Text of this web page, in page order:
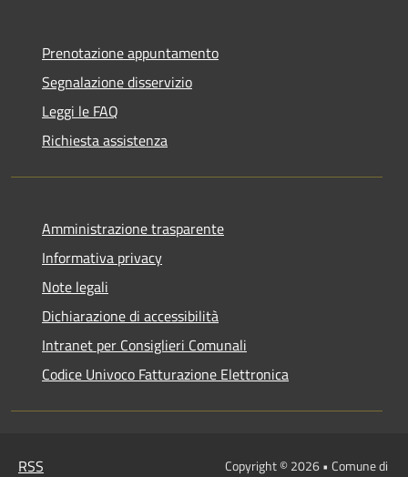
Prenotazione appuntamento
Segnalazione disservizio
Leggi le FAQ
Richiesta assistenza
Amministrazione trasparente
Informativa privacy
Note legali
Dichiarazione di accessibilità
Intranet per Consiglieri Comunali
Codice Univoco Fatturazione Elettronica
RSS
Copyright © 2026 • Comune di